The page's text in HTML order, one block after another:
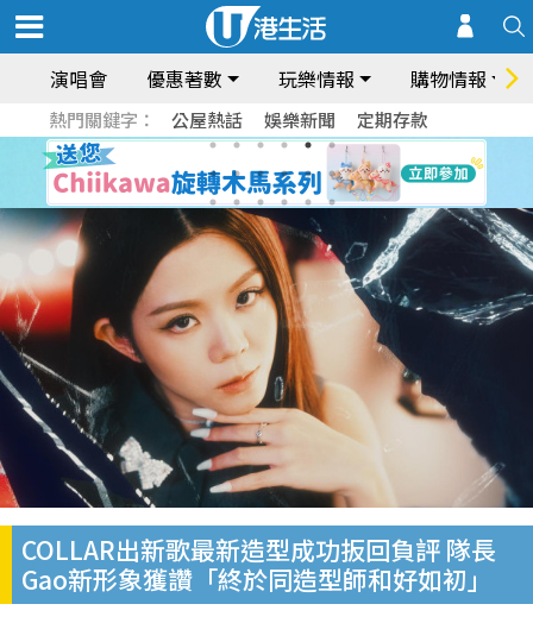
演唱會 優惠著數 玩樂情報 購物情報
熱門關鍵字： 公屋熱話 娛樂新聞 定期存款
COLLAR出新歌最新造型成功扳回負評 隊長
Gao新形象獲讚「終於同造型師和好如初」